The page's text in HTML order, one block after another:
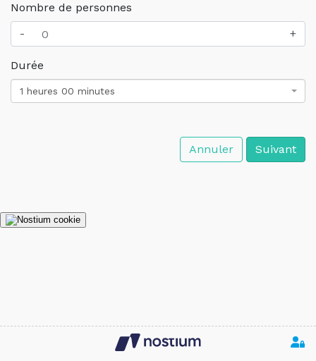
Nombre de personnes
-
+
Durée
1 heures 00 minutes
Annuler Suivant